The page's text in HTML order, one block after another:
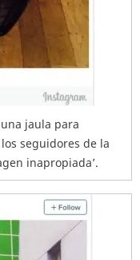
jaula para
seguidores de la
inapropiada’.